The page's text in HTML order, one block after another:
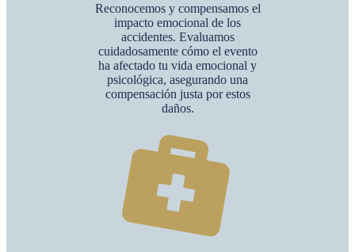
Reconocemos y compensamos el
impacto emocional de los
accidentes. Evaluamos
cuidadosamente cómo el evento
ha afectado tu vida emocional y
psicológica, asegurando una
compensación justa por estos
daños.